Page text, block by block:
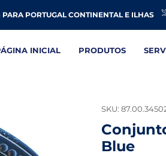
PARA PORTUGAL CONTINENTAL E ILHAS
INICIAL PRODUTOS
SKU:
Blue